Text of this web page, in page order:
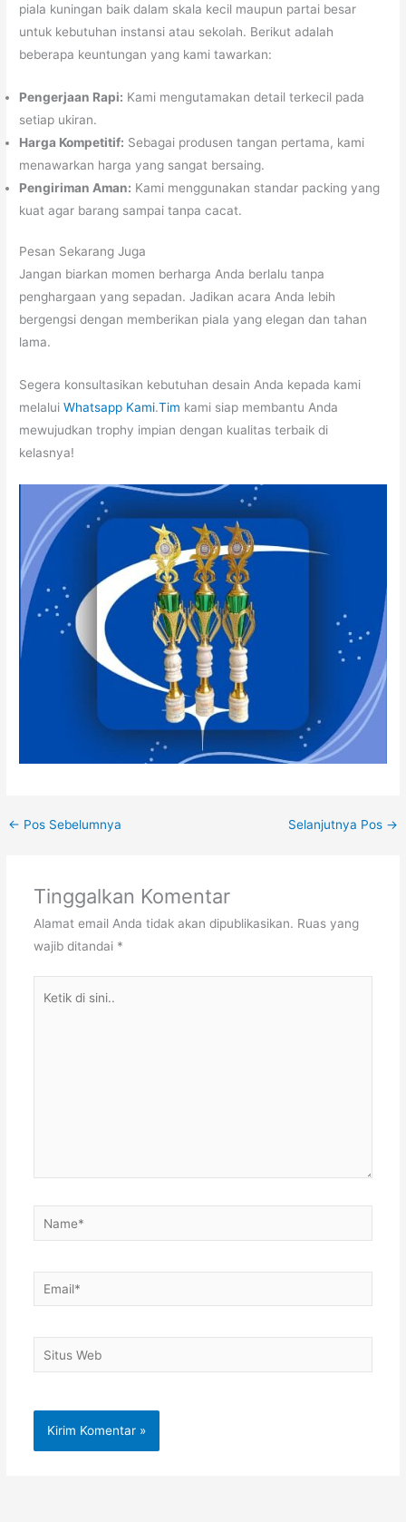
piala kuningan baik dalam skala kecil maupun partai besar
untuk kebutuhan instansi atau sekolah. Berikut adalah
beberapa keuntungan yang kami tawarkan:
Pengerjaan Rapi: Kami mengutamakan detail terkecil pada
setiap ukiran.
Harga Kompetitif: Sebagai produsen tangan pertama, kami
menawarkan harga yang sangat bersaing.
Pengiriman Aman: Kami menggunakan standar packing yang
kuat agar barang sampai tanpa cacat.
Pesan Sekarang Juga
Jangan biarkan momen berharga Anda berlalu tanpa
penghargaan yang sepadan. Jadikan acara Anda lebih
bergengsi dengan memberikan piala yang elegan dan tahan
lama.
Segera konsultasikan kebutuhan desain Anda kepada kami
melaluiWhatsapp Kami.Tim kami siap membantu Anda
mewujudkan trophy impian dengan kualitas terbaik di
kelasnya!
← Pos Sebelumnya Selanjutnya Pos →
Tinggalkan Komentar
Alamat email Anda tidak akan dipublikasikan. Ruas yang
wajib ditandai *
Name*
Email*
Situs
Web